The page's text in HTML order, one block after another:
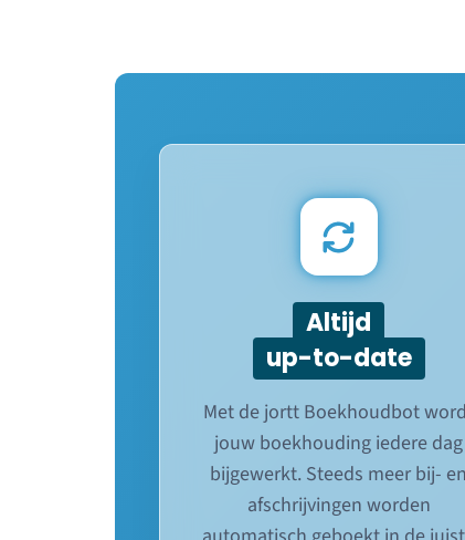
Altijd
up-to-date
Met de jortt Boekhoudbot
jouw boekhouding iedere dag
bijgewerkt. Steeds meer bij- en
afschrijvingen worden